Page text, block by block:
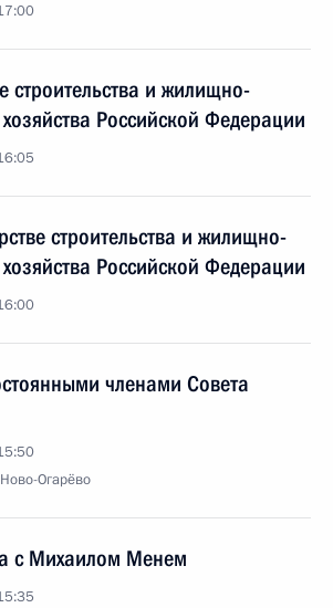
строительства и жилищно-
Российской Федерации
строительства и жилищно-
Российской Федерации
членами Совета
Огарёво
с Михаилом Менем